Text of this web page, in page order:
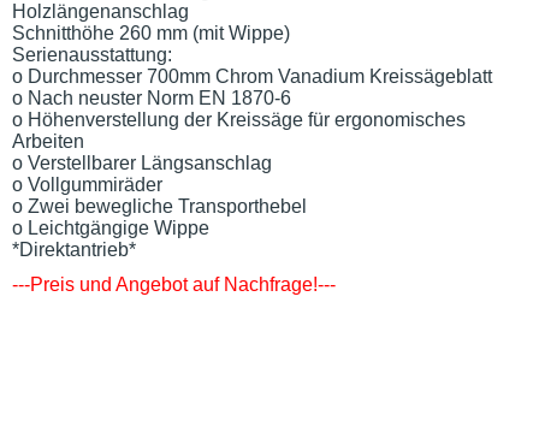
Holzlängenanschlag
Schnitthöhe 260 mm (mit Wippe)
Serienausstattung:
o Durchmesser 700mm Chrom Vanadium Kreissägeblatt
o Nach neuster Norm EN 1870-6
o Höhenverstellung der Kreissäge für ergonomisches
Arbeiten
o Verstellbarer Längsanschlag
o Vollgummiräder
o Zwei bewegliche Transporthebel
o Leichtgängige Wippe
*Direktantrieb*
---Preis und Angebot auf Nachfrage!---